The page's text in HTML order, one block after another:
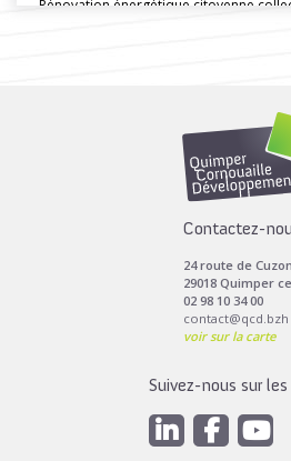
Rénovation énergétique citoyenne
Toutes les actus de cette
Contactez-
24 route de Cuzon
29018 Quimper
02 98 10 34 00
contact@qcd.bzh
voir sur la carte
Suivez-nous sur